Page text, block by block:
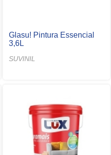
Glasu! Pintura Essencial
3,6L
SUVINIL